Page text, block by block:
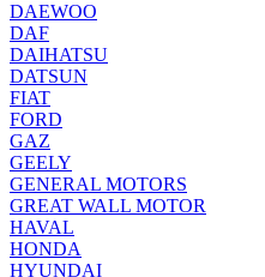
DAEWOO
DAF
DAIHATSU
DATSUN
FIAT
FORD
GAZ
GEELY
GENERAL MOTORS
GREAT WALL MOTOR
HAVAL
HONDA
HYUNDAI